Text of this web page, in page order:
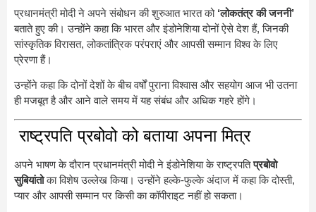
प्रधानमंत्री मोदी ने अपने संबोधन की शुरुआत भारत को ‘लोकतंत्र की जननी’
बताते हुए की। उन्होंने कहा कि भारत और इंडोनेशिया दोनों ऐसे देश हैं, जिनकी
सांस्कृतिक विरासत, लोकतांत्रिक परंपराएं और आपसी सम्मान विश्व के लिए
प्रेरणा हैं।
उन्होंने कहा कि दोनों देशों के बीच वर्षों पुराना विश्वास और सहयोग आज भी उतना
ही मजबूत है और आने वाले समय में यह संबंध और अधिक गहरे होंगे।
राष्ट्रपति प्रबोवो को बताया अपना मित्र
अपने भाषण के दौरान प्रधानमंत्री मोदी ने इंडोनेशिया के राष्ट्रपतिप्रबोवो
सुबियांतोका विशेष उल्लेख किया। उन्होंने हल्के-फुल्के अंदाज में कहा कि दोस्ती,
प्यार और आपसी सम्मान पर किसी का कॉपीराइट नहीं हो सकता।